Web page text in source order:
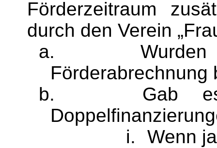
Förderzeitraum
durch den Verein „
a.
Förderabrechnung
b.
Gab
i.
Wenn